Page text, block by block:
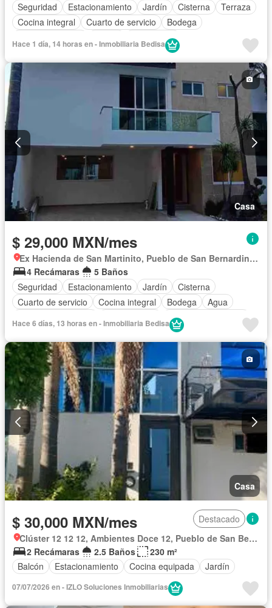
Seguridad
Estacionamiento Jardín Cisterna
Terraza
Cocina integral
Cuarto de servicio
Bodega
Electricidad
Caseta de vigilancia
Despacho
Recámara con closet Sin amueblar
Hace 1 día, 14 horas en - Inmobiliaria Bedisa
Casa
$ 29,000 MXN/mes
Ex Hacienda de San Martinito, Pueblo de San Bernardino Tlaxcalancingo
4 Recámaras
5 Baños
Seguridad
Estacionamiento Jardín
Cisterna
Cuarto de servicio
Cocina integral Bodega
Agua
Caseta de vigilancia
Vista panorámica
Sin amueblar
Hace 6 días, 13 horas en - Inmobiliaria Bedisa
Casa
$ 30,000 MXN/mes
Destacado
Clúster 12 12 12, Ambientes Doce 12, Pueblo de San Bernardino Tlaxcalancingo
2 Recámaras
2.5 Baños
230 m²
Balcón
Estacionamiento Cocina equipada Jardín
07/07/2026 en - IZLO Soluciones Inmobiliarias